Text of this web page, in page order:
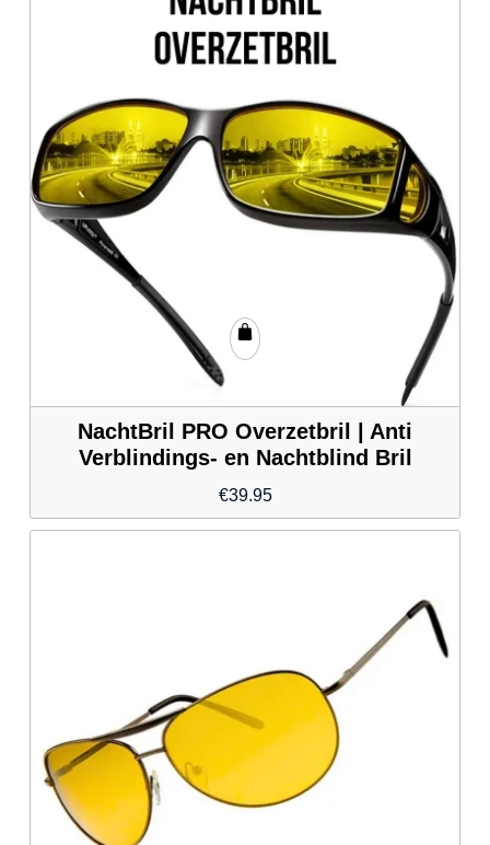
NachtBril PRO Overzetbril | Anti
Verblindings- en Nachtblind Bril
€39.95